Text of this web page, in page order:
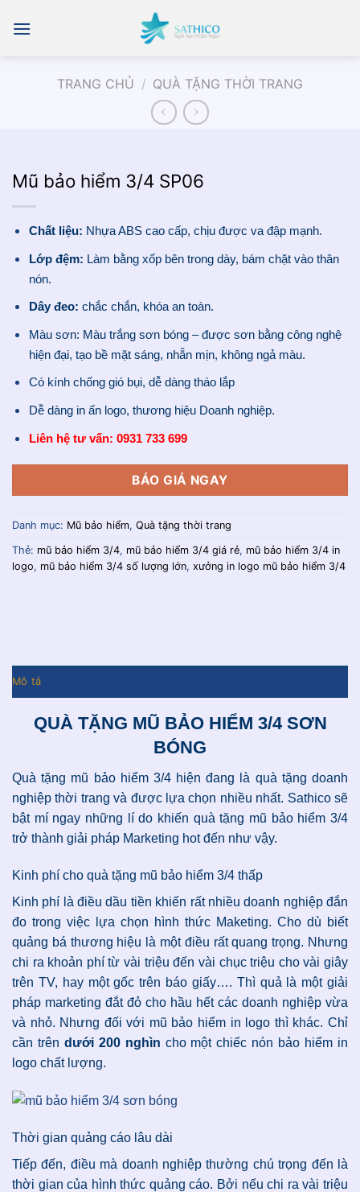
đến
TRANG CHỦ / QUÀ TẶNG THỜI TRANG
Mũ bảo hiểm 3/4 SP06
Chất liệu: Nhựa ABS cao cấp, chịu được va đập mạnh.
Lớp đệm: Làm bằng xốp bên trong dày, bám chặt vào thân
nón.
Dây đeo: chắc chắn, khóa an toàn.
Màu sơn: Màu trắng sơn bóng – được sơn bằng công nghệ
hiện đại, tạo bề mặt sáng, nhẵn mịn, không ngả màu.
Có kính chống gió bụi, dễ dàng tháo lắp
Dễ dàng in ấn logo, thương hiệu Doanh nghiệp.
Liên hệ tư vấn: 0931 733 699
BÁO GIÁ NGAY
Danh mục: Mũ bảo hiểm, Quà tặng thời trang
Thẻ: mũ bảo hiểm 3/4, mũ bảo hiểm 3/4 giá rẻ, mũ bảo hiểm 3/4 in
logo, mũ bảo hiểm 3/4 số lượng lớn, xưởng in logo mũ bảo hiểm 3/4
Mô tả
QUÀ TẶNG MŨ BẢO HIỂM 3/4 SƠN
BÓNG
Quà tặng mũ bảo hiểm 3/4 hiện đang là quà tặng doanh
nghiệp thời trang và được lựa chọn nhiều nhất. Sathico sẽ
bật mí ngay những lí do khiến quà tặng mũ bảo hiểm 3/4
trở thành giải pháp Marketing hot đến như vậy.
Kinh phí cho quà tặng mũ bảo hiểm 3/4 thấp
Kinh phí là điều dầu tiền khiến rất nhiều doanh nghiệp đắn
đo trong việc lựa chọn hình thức Maketing. Cho dù biết
quảng bá thương hiệu là một điều rất quang trọng. Nhưng
chi ra khoản phí từ vài triệu đến vài chục triệu cho vài giây
trên TV, hay một gốc trên báo giấy…. Thì quả là một giải
pháp marketing đắt đỏ cho hầu hết các doanh nghiệp vừa
và nhỏ. Nhưng đối với mũ bảo hiểm in logo thì khác. Chỉ
cần trên dưới 200 nghìn cho một chiếc nón bảo hiểm in
logo chất lượng.
Thời gian quảng cáo lâu dài
Tiếp đến, điều mà doanh nghiệp thường chú trọng đến là
thời gian của hình thức quảng cáo. Bởi nếu chi ra vài triệu